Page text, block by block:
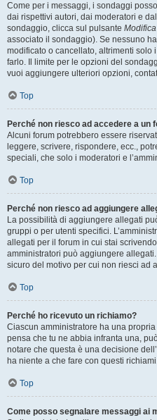
Come per i messaggi, i sondaggi
dai rispettivi autori, dai moderatori e
sondaggio, clicca sul pulsante Modifica
associato il sondaggio). Se nessuno
modificato o cancellato, altrimenti solo
farlo. Il limite per le opzioni del
vuoi aggiungere ulteriori opzioni,
Top
Perché non riesco ad accedere a un
Alcuni forum potrebbero essere
leggere, scrivere, rispondere, ecc.,
speciali, che solo i moderatori e
Top
Perché non riesco ad aggiungere
La possibilità di aggiungere allegati
gruppi o per utenti specifici.
allegati per il forum in cui stai
amministratori può aggiungere
sicuro del motivo per cui non riesci ad
Top
Perché ho ricevuto un richiamo?
Ciascun amministratore ha una
pensa che tu ne abbia infranta una,
notare che questa è una decisione
ha niente a che fare con questi
Top
Come posso segnalare messaggi ai